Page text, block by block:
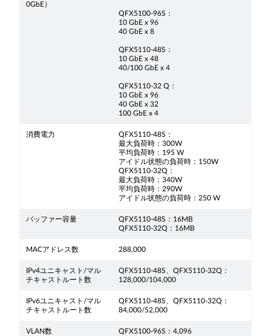
0GbE）
QFX5100-96S：
10 GbE x 96
40 GbE x 8
QFX5110-48S：
10 GbE x 48
40/100 GbE x 4
QFX5110-32 Q：
10 GbE x 96
40 GbE x 32
100 GbE x 4
消費電力
QFX5110-48S：
最大負荷時：300W
平均負荷時：195 W
アイドル状態の負荷時：150W
QFX5110-32Q：
最大負荷時：340W
平均負荷時：290W
アイドル状態の負荷時：250 W
バッファー容量
QFX5110-48S：16MB
QFX5110-32Q：16MB
MACアドレス数 288,000
IPv4ユニキャスト/マル
チキャストルート数
QFX5110-48S、QFX5110-32Q：
128,000/104,000
IPv6ユニキャスト/マル
チキャストルート数
QFX5110-48S、QFX5110-32Q：
84,000/52,000
VLAN数
QFX5100-96S：4,096